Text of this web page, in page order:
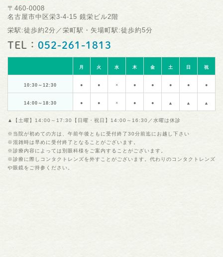
〒460-0008
名古屋市中区栄3-4-15 鏡栄ビル2階
栄駅:徒歩約2分／栄町駅・矢場町駅:徒歩約5分
TEL： 052-261-1813
月 火 水 木 金 土 日 祝
10:30～12:30 ● ● × ● ● ● ● ●
14:00～18:30 ● ● × ● ● ▲ ▲ ▲
▲【土曜】14:00～17:30【日曜・祝日】14:00～16:30／水曜は休診
※当院が初めての方は、午前午後ともに受付終了30分前迄にお越し下さい
※混雑時は早めに受付終了となることがございます。
※診療内容によっては別眼科様をご案内することがございます。
※診療に際しコンタクトレンズを外すことがございます。代わりのコンタクトレンズ
や眼鏡をご持参ください。